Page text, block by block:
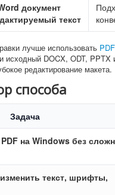
документ
текст
лучше использовать
исходный DOCX, ODT,
редактирование макета.
способа
Задача
на Windows без
текст, шрифты,